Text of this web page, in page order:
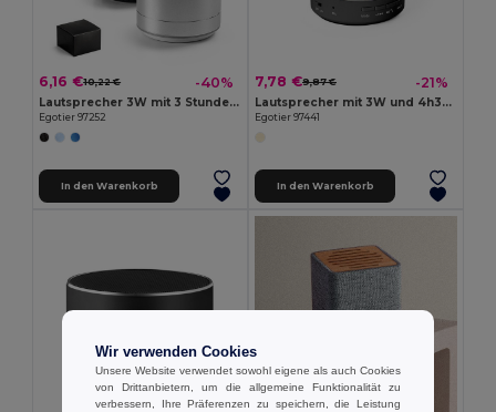
6,16 €10,22 € -40%
Lautsprecher 3W mit 3 Stunden Akkulaufzeit recyceltem Aluminium (100% rAL) und Recyceltes ABS (100% rABS)
Egotier 97252
In den Warenkorb
7,78 €9,87 € -21%
Lautsprecher mit 3W und 4h30m Akkulaufzeit aus Recyceltes ABS (100% rABS)
Egotier 97441
In den Warenkorb
Wir verwenden Cookies
Unsere Website verwendet sowohl eigene als auch Cookies
von Drittanbietern, um die allgemeine Funktionalität zu
verbessern, Ihre Präferenzen zu speichern, die Leistung